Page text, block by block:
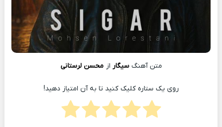
متن آهنگسیگار از محسن لرستانی
روی یک ستاره کلیک کنید تا به آن امتیاز دهید!